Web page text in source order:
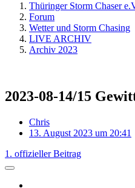
Thüringer Storm Chaser
Forum
Wetter und Storm Chasing
LIVE ARCHIV
Archiv 2023
2023-08-14/15
Chris
13. August 2023 um 20:41
1. offizieller Beitrag